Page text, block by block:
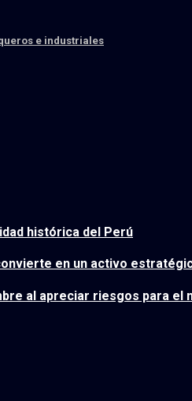
e industriales
histórica del Perú
en un activo
al apreciar riesgos para el